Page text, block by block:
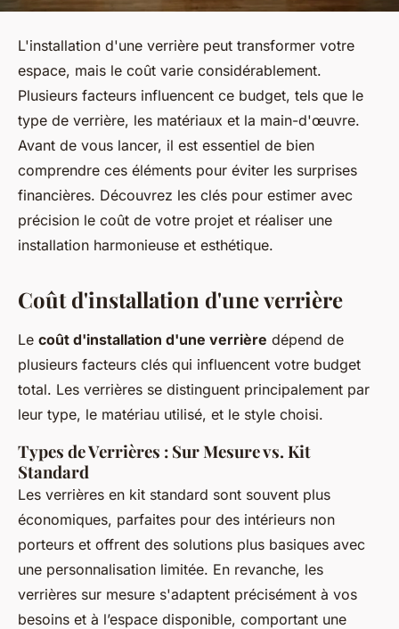
L'installation d'une verrière peut transformer votre
espace, mais le coût varie considérablement.
Plusieurs facteurs influencent ce budget, tels que le
type de verrière, les matériaux et la main-d'œuvre.
Avant de vous lancer, il est essentiel de bien
comprendre ces éléments pour éviter les surprises
financières. Découvrez les clés pour estimer avec
précision le coût de votre projet et réaliser une
installation harmonieuse et esthétique.
Coût d'installation d'une verrière
Le coût d'installation d'une verrière dépend de
plusieurs facteurs clés qui influencent votre budget
total. Les verrières se distinguent principalement par
leur type, le matériau utilisé, et le style choisi.
Types de Verrières : Sur Mesure vs. Kit
Standard
Les verrières en kit standard sont souvent plus
économiques, parfaites pour des intérieurs non
porteurs et offrent des solutions plus basiques avec
une personnalisation limitée. En revanche, les
verrières sur mesure s'adaptent précisément à vos
besoins et à l’espace disponible, comportant une